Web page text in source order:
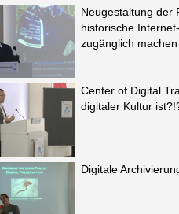
Neugestaltung der
historische
zugänglich machen
Center of Digital
digitaler Kultur
Digitale